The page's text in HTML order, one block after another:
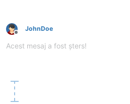
Deconectat
JohnDoe
Acest mesaj a fost șters!